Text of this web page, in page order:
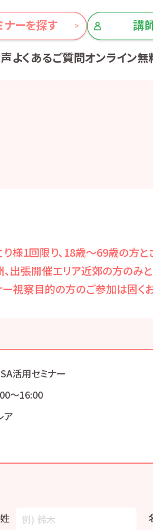
ナーを探す 講
よくあるご質問オンライン無
様1回限り、18歳～69歳の方と
出張開催エリア近郊の方のみと
視察目的の方のご参加は固くお
活用セミナー
〜16:00
ア
姓